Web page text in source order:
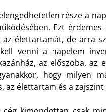
része a
Ezt
élettartamát, de arra
venni a napelem
az előszoba,
hogy milyen
az élettartam és a zajszint